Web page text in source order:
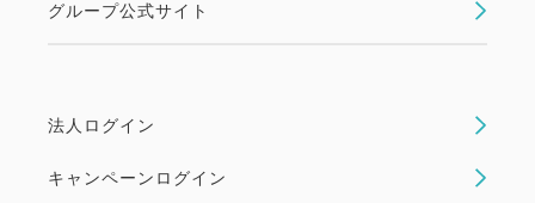
☆レストランは貸切りやその他の事情により一般営業
泊/1台につき500円頂戴いたしております (最大
事前予約不要。駐車場警備員へお声掛けくださいま
グループ公式サイト
法人ログイン
キャンペーンログイン